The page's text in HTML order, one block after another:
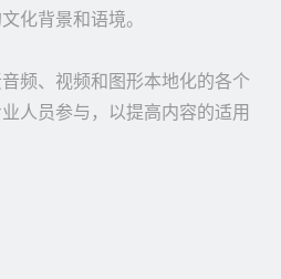
化背景和语境。
频、视频和图形本地化的各个
人员参与，以提高内容的适用